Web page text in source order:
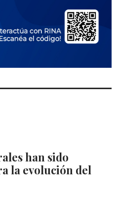
han sido
la evolución del